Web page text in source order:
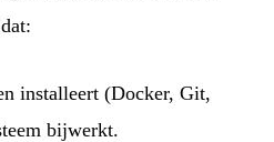
installeert (Docker, Git,
bijwerkt.